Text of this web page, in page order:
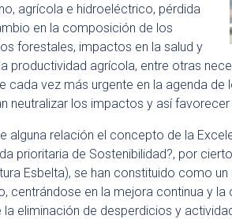
agrícola e hidroeléctrico, pérdida
en la composición de los
forestales, impactos en la salud y
productividad agrícola, entre otras
cada vez más urgente en la agenda
neutralizar los impactos y así favorecer
alguna relación el concepto de la
prioritaria de Sostenibilidad?, por
Esbelta), se han constituido como
centrándose en la mejora continua y
eliminación de desperdicios y